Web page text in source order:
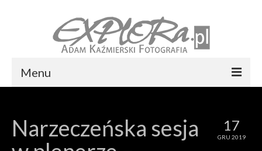
Menu
Reportaż ślubny
17
GRU 2019
Narzeczeńska sesja